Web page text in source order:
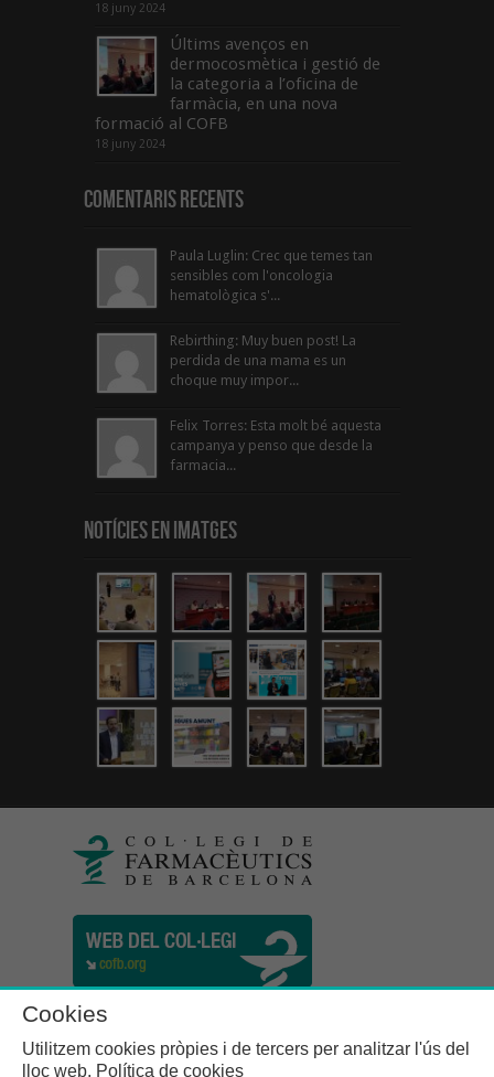
18 juny 2024
Últims avenços en
dermocosmètica i gestió de
la categoria a l’oficina de
farmàcia, en una nova
formació al COFB
18 juny 2024
Comentaris Recents
Paula Luglin: Crec que temes tan
sensibles com l'oncologia
hematològica s'...
Rebirthing: Muy buen post! La
perdida de una mama es un
choque muy impor...
Felix Torres: Esta molt bé aquesta
campanya y penso que desde la
farmacia...
Notícies en Imatges
Cookies
Utilitzem cookies pròpies i de tercers per analitzar l'ús del
lloc web. Política de cookies